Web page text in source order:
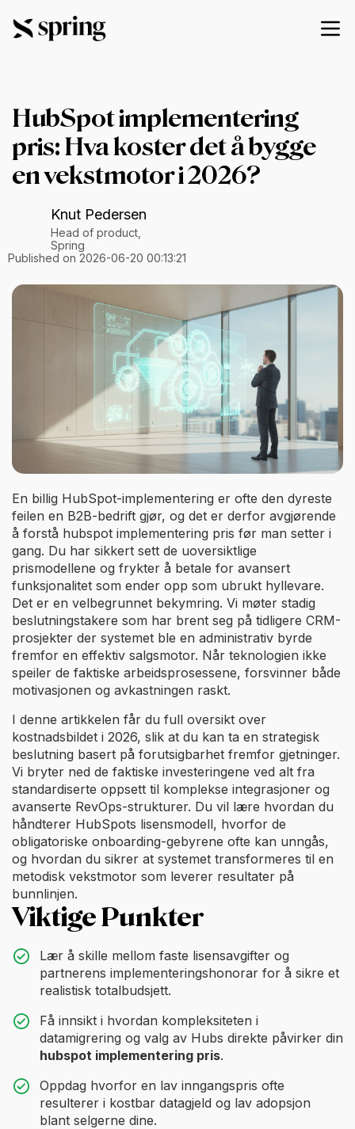
HubSpot implementering
pris: Hva koster det å bygge
en vekstmotor i 2026?
Knut Pedersen
Head of product,
Spring
Published on 2026-06-20 00:13:21
En billig HubSpot-implementering er ofte den dyreste
feilen en B2B-bedrift gjør, og det er derfor avgjørende
å forstå hubspot implementering pris før man setter i
gang. Du har sikkert sett de uoversiktlige
prismodellene og frykter å betale for avansert
funksjonalitet som ender opp som ubrukt hyllevare.
Det er en velbegrunnet bekymring. Vi møter stadig
beslutningstakere som har brent seg på tidligere CRM-
prosjekter der systemet ble en administrativ byrde
fremfor en effektiv salgsmotor. Når teknologien ikke
speiler de faktiske arbeidsprosessene, forsvinner både
motivasjonen og avkastningen raskt.
I denne artikkelen får du full oversikt over
kostnadsbildet i 2026, slik at du kan ta en strategisk
beslutning basert på forutsigbarhet fremfor gjetninger.
Vi bryter ned de faktiske investeringene ved alt fra
standardiserte oppsett til komplekse integrasjoner og
avanserte RevOps-strukturer. Du vil lære hvordan du
håndterer HubSpots lisensmodell, hvorfor de
obligatoriske onboarding-gebyrene ofte kan unngås,
og hvordan du sikrer at systemet transformeres til en
metodisk vekstmotor som leverer resultater på
bunnlinjen.
Viktige Punkter
Lær å skille mellom faste lisensavgifter og
partnerens implementeringshonorar for å sikre et
realistisk totalbudsjett.
Få innsikt i hvordan kompleksiteten i
datamigrering og valg av Hubs direkte påvirker din
hubspot implementering pris.
Oppdag hvorfor en lav inngangspris ofte
resulterer i kostbar datagjeld og lav adopsjon
blant selgerne dine.